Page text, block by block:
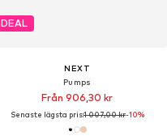
DEAL
NEXT
Pumps
Från 906,30 kr
Senaste lägsta pris:1 007,00 kr-10%